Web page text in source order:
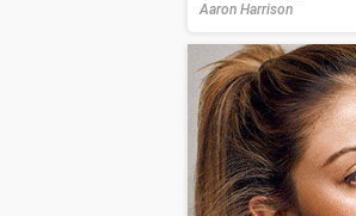
Aaron Harrison